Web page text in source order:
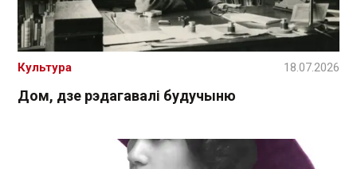
Дом, дзе рэдагавалі будучыню
Культура 18.07.2026